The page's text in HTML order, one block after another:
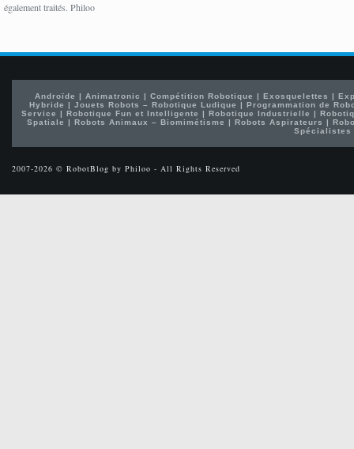
également traités. Philoo
Androïde | Animatronic | Compétition Robotique | Exosquelettes |
Hybride |Jouets Robots – Robotique Ludique |Programmation de
Service | Robotique Fun et Intelligente | Robotique Industrielle |
Spatiale | Robots Animaux – Biomimétisme | Robots Aspirateurs |
Spécialistes
2007-2026 © RobotBlog by Philoo - All Rights Reserved